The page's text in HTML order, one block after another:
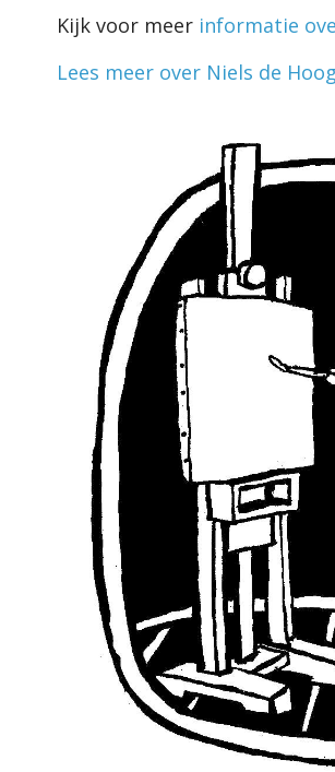
Kijk voor meer informatie
Lees meer over Niels de Hoog